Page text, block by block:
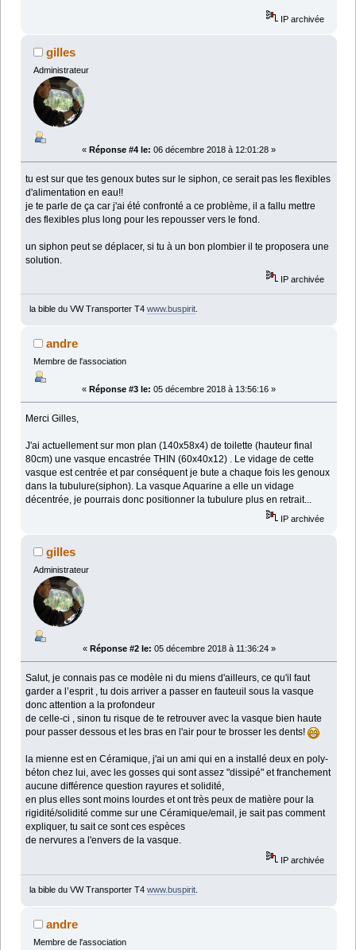
IP archivée
gilles
Administrateur
« Réponse #4 le: 06 décembre 2018 à 12:01:28 »
tu est sur que tes genoux butes sur le siphon, ce serait pas les flexibles
d'alimentation en eau!!
je te parle de ça car j'ai été confronté a ce problème, il a fallu mettre
des flexibles plus long pour les repousser vers le fond.
un siphon peut se déplacer, si tu à un bon plombier il te proposera une
solution.
IP archivée
la bible du VW Transporter T4 www.buspirit.
andre
Membre de l'association
« Réponse #3 le: 05 décembre 2018 à 13:56:16 »
Merci Gilles,
J'ai actuellement sur mon plan (140x58x4) de toilette (hauteur final
80cm) une vasque encastrée THIN (60x40x12) . Le vidage de cette
vasque est centrée et par conséquent je bute a chaque fois les genoux
dans la tubulure(siphon). La vasque Aquarine a elle un vidage
décentrée, je pourrais donc positionner la tubulure plus en retrait...
IP archivée
gilles
Administrateur
« Réponse #2 le: 05 décembre 2018 à 11:36:24 »
Salut, je connais pas ce modèle ni du miens d'ailleurs, ce qu'il faut
garder a l’esprit , tu dois arriver a passer en fauteuil sous la vasque
donc attention a la profondeur
de celle-ci , sinon tu risque de te retrouver avec la vasque bien haute
pour passer dessous et les bras en l'air pour te brosser les dents!
la mienne est en Céramique, j'ai un ami qui en a installé deux en poly-
béton chez lui, avec les gosses qui sont assez "dissipé" et franchement
aucune différence question rayures et solidité,
en plus elles sont moins lourdes et ont très peux de matière pour la
rigidité/solidité comme sur une Céramique/email, je sait pas comment
expliquer, tu sait ce sont ces espèces
de nervures a l'envers de la vasque.
IP archivée
la bible du VW Transporter T4 www.buspirit.
andre
Membre de l'association